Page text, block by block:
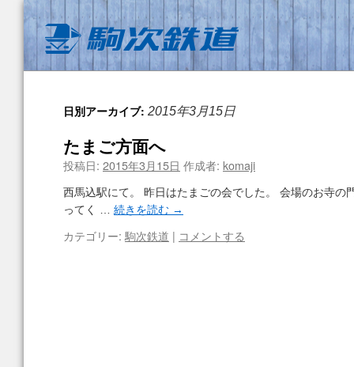
日別アーカイブ: 2015年3月15日
たまご方面へ
投稿日: 2015年3月15日 作成者: komaji
西馬込駅にて。 昨日はたまごの会でした。 会場のお寺の
ってく … 続きを読む →
カテゴリー: 駒次鉄道 | コメントする